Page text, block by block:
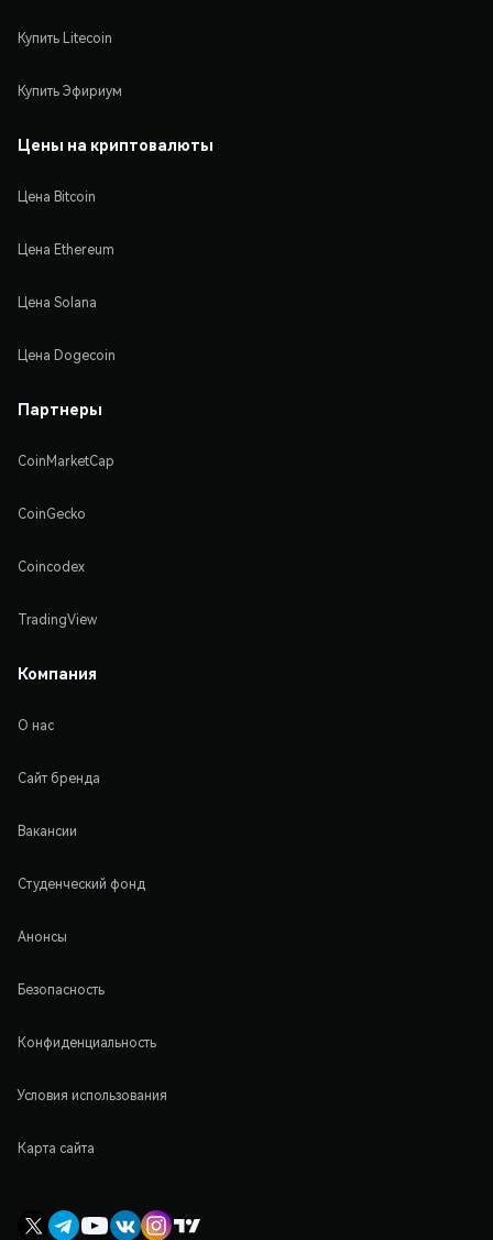
Купить Litecoin
Купить Эфириум
Цены на криптовалюты
Цена Bitcoin
Цена Ethereum
Цена Solana
Цена Dogecoin
Партнеры
CoinMarketCap
CoinGecko
Coincodex
TradingView
Компания
О нас
Сайт бренда
Вакансии
Студенческий фонд
Анонсы
Безопасность
Конфиденциальность
Условия использования
Карта сайта